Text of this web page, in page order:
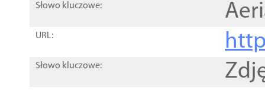
Słowo kluczowe:
URL:
Słowo kluczowe: